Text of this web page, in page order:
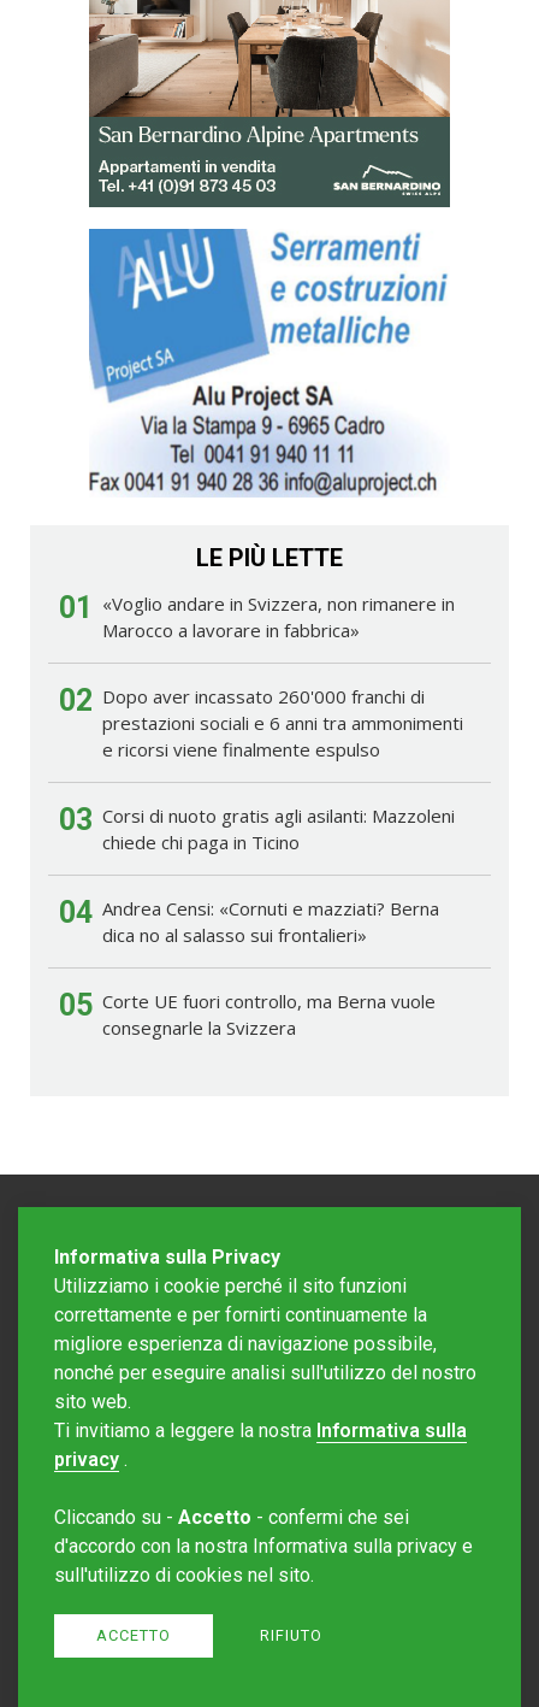
LE PIÙ LETTE
01
«Voglio andare in Svizzera, non rimanere in
Marocco a lavorare in fabbrica»
02 Dopo aver incassato 260'000 franchi di
prestazioni sociali e 6 anni tra ammonimenti
e ricorsi viene finalmente espulso
03 Corsi di nuoto gratis agli asilanti: Mazzoleni
chiede chi paga in Ticino
04 Andrea Censi: «Cornuti e mazziati? Berna
dica no al salasso sui frontalieri»
05 Corte UE fuori controllo, ma Berna vuole
consegnarle la Svizzera
Editore Rotostampa SA
Sito creato daRedesign
Informativa sulla Privacy
Utilizziamo i cookie perché il sito funzioni
correttamente e per fornirti continuamente la
migliore esperienza di navigazione possibile,
nonché per eseguire analisi sull'utilizzo del nostro
sito web.
Ti invitiamo a leggere la nostra Informativa sulla
privacy .
Cliccando su - Accetto - confermi che sei
d'accordo con la nostra Informativa sulla privacy e
sull'utilizzo di cookies nel sito.
ACCETTO RIFIUTO